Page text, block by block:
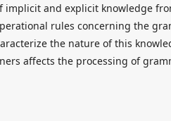
implicit and explicit knowledge
rules concerning the
the nature of this
affects the processing of